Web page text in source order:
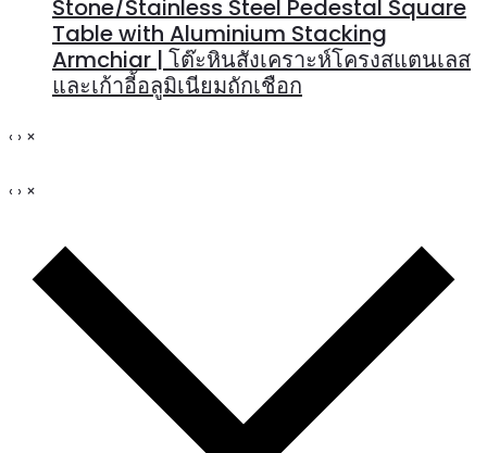
Stone/Stainless Steel Pedestal Square
Table with Aluminium Stacking
Armchiar | โต๊ะหินสังเคราะห์โครงสแตนเลส
และเก้าอี้อลูมิเนียมถักเชือก
‹ › ×
‹ › ×